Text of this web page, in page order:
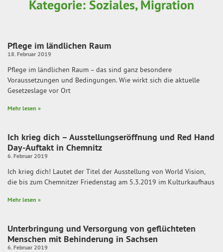
Kategorie: Soziales, Migration
Pflege im ländlichen Raum
18. Februar 2019
Pflege im ländlichen Raum – das sind ganz besondere
Voraussetzungen und Bedingungen. Wie wirkt sich die aktuelle
Gesetzeslage vor Ort
Mehr lesen »
Ich krieg dich – Ausstellungseröffnung und Red Hand
Day-Auftakt in Chemnitz
6. Februar 2019
Ich krieg dich! Lautet der Titel der Ausstellung von World Vision,
die bis zum Chemnitzer Friedenstag am 5.3.2019 im Kulturkaufhaus
Mehr lesen »
Unterbringung und Versorgung von geflüchteten
Menschen mit Behinderung in Sachsen
6. Februar 2019